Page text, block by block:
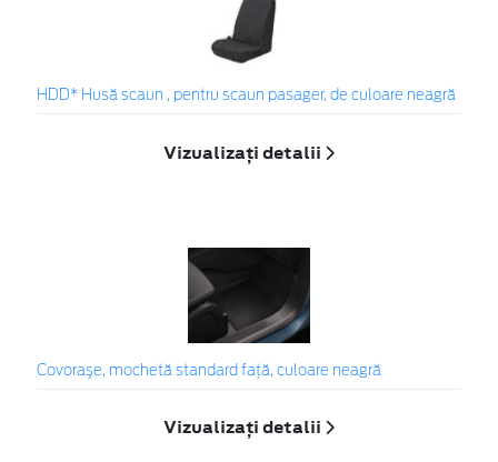
HDD* Husă scaun , pentru scaun pasager, de culoare neagră
Vizualizați detalii
Covoraşe, mochetă standard faţă, culoare neagră
Vizualizați detalii